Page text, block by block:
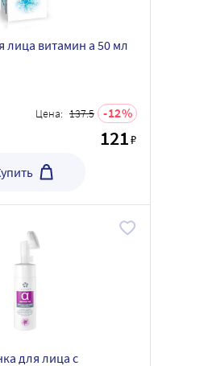
лица витамин a 50 мл
Цена: 137.5 12
121₽
для лица с